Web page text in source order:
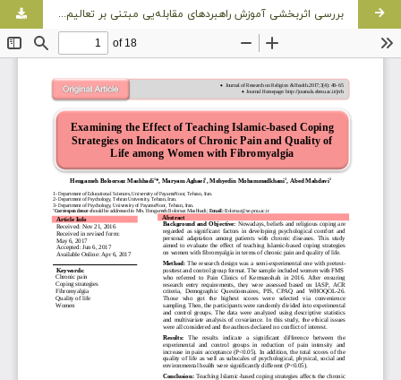
بررسی اثربخشی آموزش راهبردهای مقابله‌یی مبتنی بر تعالیم اسلامی بر شاخص‌های درد مزمن و کیفیت زندگی زنان مبتلا به فیبرومیالژیا